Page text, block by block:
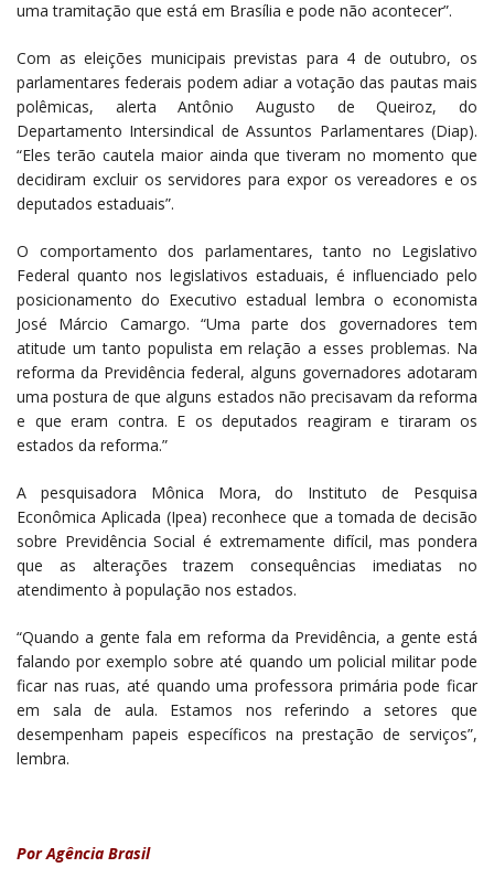
uma tramitação que está em Brasília e pode não acontecer”.
Com as eleições municipais previstas para 4 de outubro, os
parlamentares federais podem adiar a votação das pautas mais
polêmicas, alerta Antônio Augusto de Queiroz, do
Departamento Intersindical de Assuntos Parlamentares (Diap).
“Eles terão cautela maior ainda que tiveram no momento que
decidiram excluir os servidores para expor os vereadores e os
deputados estaduais”.
O comportamento dos parlamentares, tanto no Legislativo
Federal quanto nos legislativos estaduais, é influenciado pelo
posicionamento do Executivo estadual lembra o economista
José Márcio Camargo. “Uma parte dos governadores tem
atitude um tanto populista em relação a esses problemas. Na
reforma da Previdência federal, alguns governadores adotaram
uma postura de que alguns estados não precisavam da reforma
e que eram contra. E os deputados reagiram e tiraram os
estados da reforma.”
A pesquisadora Mônica Mora, do Instituto de Pesquisa
Econômica Aplicada (Ipea) reconhece que a tomada de decisão
sobre Previdência Social é extremamente difícil, mas pondera
que as alterações trazem consequências imediatas no
atendimento à população nos estados.
“Quando a gente fala em reforma da Previdência, a gente está
falando por exemplo sobre até quando um policial militar pode
ficar nas ruas, até quando uma professora primária pode ficar
em sala de aula. Estamos nos referindo a setores que
desempenham papeis específicos na prestação de serviços”,
lembra.
Por Agência Brasil